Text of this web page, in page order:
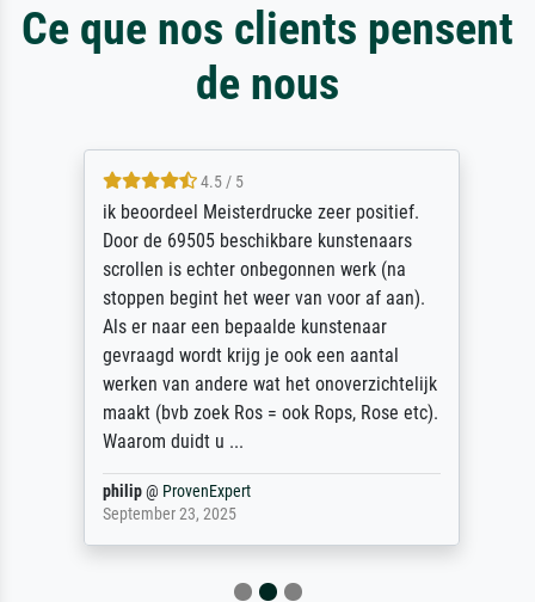
Ce que nos clients pensent
de nous
4.5 / 5
ik beoordeel Meisterdrucke zeer positief.
Door de 69505 beschikbare kunstenaars
scrollen is echter onbegonnen werk (na
stoppen begint het weer van voor af aan).
Als er naar een bepaalde kunstenaar
gevraagd wordt krijg je ook een aantal
werken van andere wat het onoverzichtelijk
maakt (bvb zoek Ros = ook Rops, Rose etc).
Waarom duidt u ...
philip@ ProvenExpert
September 23, 2025